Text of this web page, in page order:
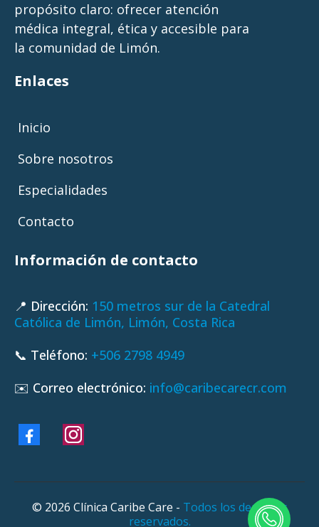
propósito claro: ofrecer atención
médica integral, ética y accesible para
la comunidad de Limón.
Enlaces
Inicio
Sobre nosotros
Especialidades
Contacto
Información de contacto
📍 Dirección: 150 metros sur de la Catedral
Católica de Limón, Limón, Costa Rica
📞 Teléfono: +506 2798 4949
✉️ Correo electrónico: info@caribecarecr.com
© 2026 Clínica Caribe Care - Todos los derechos
reservados.